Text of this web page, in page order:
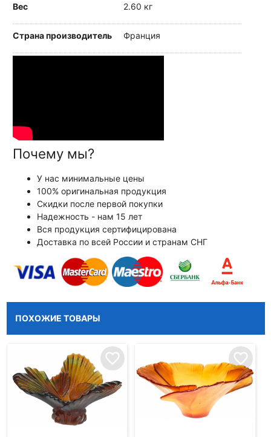
Вес 2.60 кг
Страна производитель Франция
Почему мы?
У нас минимальные цены
100% оригинальная продукция
Скидки после первой покупки
Надежность - нам 15 лет
Вся продукция сертифицирована
Доставка по всей России и странам СНГ
ПОХОЖИЕ ТОВАРЫ
favorite_border favorite_border